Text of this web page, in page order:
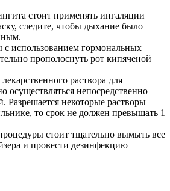
стоит применять ингаляции
следите, чтобы дыхание было
использованием гормональных
прополоснуть рот кипяченой
раствора для
осуществляться непосредственно
Разрешается некоторые растворы
то срок не должен превышать 1
стоит тщательно вымыть все
и провести дезинфекцию